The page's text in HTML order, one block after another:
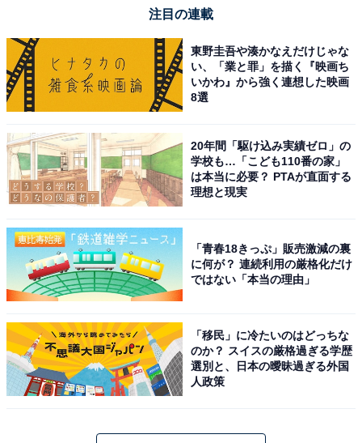
注目の連載
東野圭吾や湊かなえだけじゃな
い、「業と罪」を描く『映画ち
いかわ』から強く連想した映画
8選
20年間「駆け込み実績ゼロ」の
学校も…「こども110番の家」
は本当に必要？ PTAが直面する
理想と現実
「青春18きっぷ」販売激減の裏
に何が？ 連続利用の厳格化だけ
ではない「本当の理由」
「移民」に冷たいのはどっちな
のか？ スイスの厳格過ぎる学歴
選別と、日本の曖昧過ぎる外国
人政策